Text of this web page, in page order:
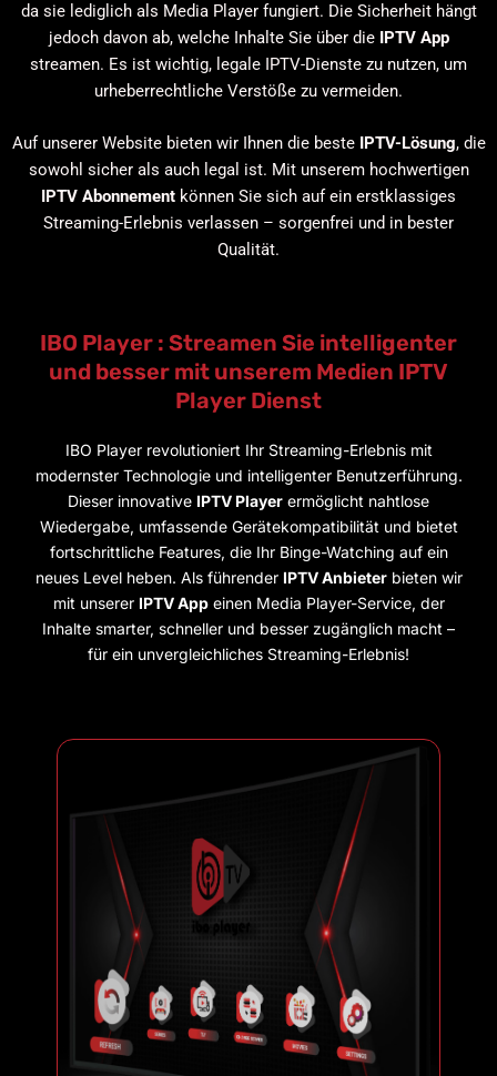
da sie lediglich als Media Player fungiert. Die Sicherheit hängt
jedoch davon ab, welche Inhalte Sie über die IPTV App
streamen. Es ist wichtig, legale IPTV-Dienste zu nutzen, um
urheberrechtliche Verstöße zu vermeiden.
Auf unserer Website bieten wir Ihnen die beste IPTV-Lösung, die
sowohl sicher als auch legal ist. Mit unserem hochwertigen
IPTV Abonnement können Sie sich auf ein erstklassiges
Streaming-Erlebnis verlassen – sorgenfrei und in bester
Qualität.
IBO Player : Streamen Sie intelligenter
und besser mit unserem Medien IPTV
Player Dienst
IBO Player revolutioniert Ihr Streaming-Erlebnis mit
modernster Technologie und intelligenter Benutzerführung.
Dieser innovative IPTV Player ermöglicht nahtlose
Wiedergabe, umfassende Gerätekompatibilität und bietet
fortschrittliche Features, die Ihr Binge-Watching auf ein
neues Level heben. Als führender IPTV Anbieterbieten wir
mit unserer IPTV Appeinen Media Player-Service, der
Inhalte smarter, schneller und besser zugänglich macht –
für ein unvergleichliches Streaming-Erlebnis!